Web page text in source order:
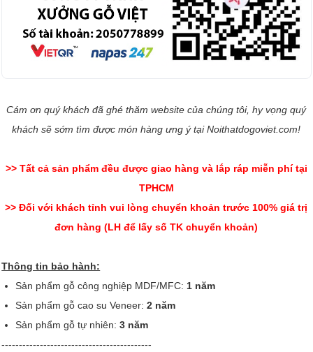
Cám ơn quý khách đã ghé thăm website của chúng tôi, hy vọng quý
khách sẽ sớm tìm được món hàng ưng ý tại Noithatdogoviet.com!
>> Tất cả sản phẩm đều được giao hàng và lắp ráp miễn phí tại
TPHCM
>> Đối với khách tỉnh vui lòng chuyển khoản trước 100% giá trị
đơn hàng (LH để lấy số TK chuyển khoản)
Thông tin bảo hành:
Sản phẩm gỗ công nghiệp MDF/MFC: 1 năm
Sản phẩm gỗ cao su Veneer:2 năm
Sản phẩm gỗ tự nhiên:3 năm
-------------------------------------------